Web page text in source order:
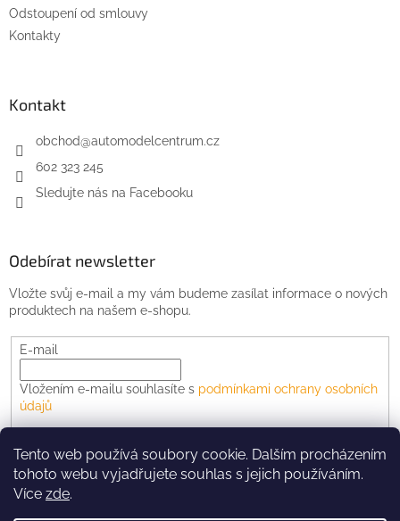
Tento web používá soubory cookie. Dalším procházením
tohoto webu vyjadřujete souhlas s jejich používáním.
Více zde.
Odstoupení od smlouvy
Kontakty
Kontakt
obchod@automodelcentrum.cz
602 323 245
Sledujte nás na Facebooku
Odebírat newsletter
Vložte svůj e-mail a my vám budeme zasílat informace o nových
produktech na našem e-shopu.
E-mail
Vložením e-mailu souhlasíte s podmínkami ochrany osobních
údajů
PŘIHLÁSIT SE